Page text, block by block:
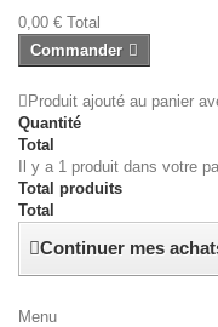
0,00 € Total
Commander
Produit ajouté au panier
Quantité
Total
Il y a 1 produit dans votre
Total produits
Total
Continuer mes
Menu